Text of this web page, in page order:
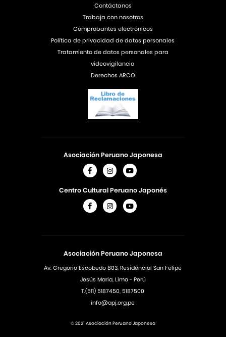
Asociación Peruano Japonesa
Av. Gregorio Escobedo 803, Residencial San Felipe
Jesús Maria, Lima - Perú
T.(511) 5187450, 5187500
info@apj.org.pe
Asociación Peruano Japonesa
Centro Cultural Peruano Japonés
Contáctanos
Trabaja con nosotros
Comprobantes electrónicos
Política de privacidad de datos personales
Tratamiento de datos personales para
videovigilancia
Derechos ARCO
© 2021 Asociación Peruano Japonesa